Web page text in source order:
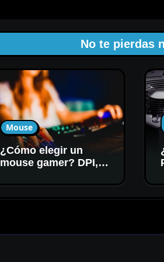
No te pierdas
Mouse
¿Cómo elegir un
mouse gamer? DPI,